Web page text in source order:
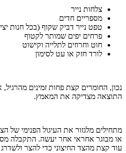
צלחות נייר
מספריים חדים
טפט נייר דביק שקוף (בכל חנות
פרחים יפים שמותר לקטוף
חוט וחרוזים לתלייה וקישוט
לורד חזק או עט לסימון
נכון, החומרים קצת פחות זמינים
התוצאה מצדיקה את המאמץ.
מתחילים מלגזור את העיגול הפנימי
או מבוגר אחראי אחר יעשה. התקבלה
עוד קצת מהצד החיצוני כדי להצר